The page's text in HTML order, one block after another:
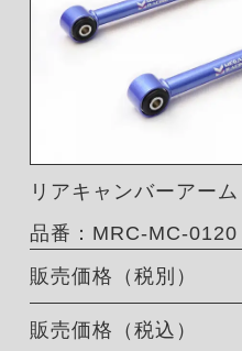
リアキャンバーアーム
品番：MRC-MC-0120
販売価格（税別）
販売価格（税込）